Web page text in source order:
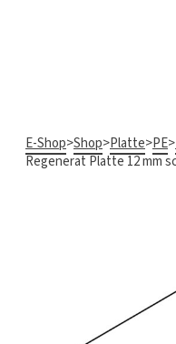
E-Shop>Shop>Platte>PE>
Regenerat Platte 12 mm